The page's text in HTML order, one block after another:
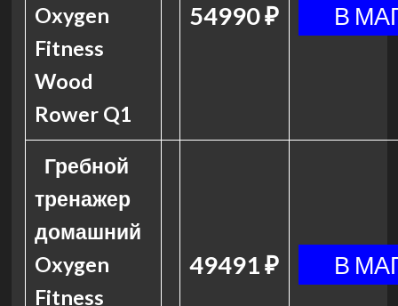
Oxygen
Fitness
Wood
Rower Q1
54990 ₽
Гребной
тренажер
домашний
Oxygen
Fitness
49491 ₽